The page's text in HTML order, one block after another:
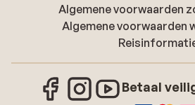
Algemene voorwaarden
Algemene voorwaarden
Betaal